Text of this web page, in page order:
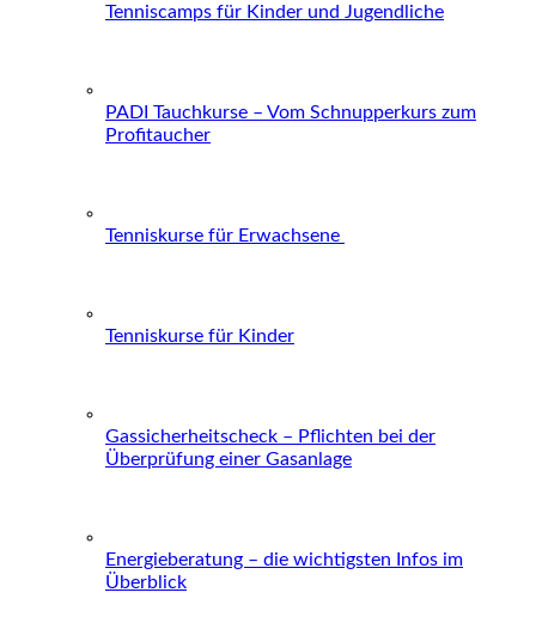
Tenniscamps für Kinder und Jugendliche
PADI Tauchkurse – Vom Schnupperkurs zum
Profitaucher
Tenniskurse für Erwachsene
Tenniskurse für Kinder
Gassicherheitscheck – Pflichten bei der
Überprüfung einer Gasanlage
Energieberatung – die wichtigsten Infos im
Überblick